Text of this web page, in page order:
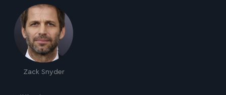
Zack Snyder